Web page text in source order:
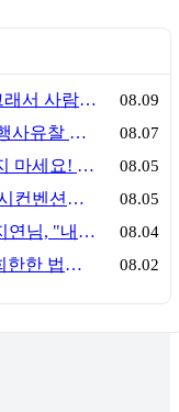
이벤트업계가 폐쇄적이라고요? 그래서 사람이 안 옵니다 08.09
[행사입찰]8월 첫째 주 행사입찰, 행사유찰 결과 08.07
행사기획자 취업, 이런 회사는 가지 마세요! 신입이 꼭 알아야 할 5가지 기준[이벤트산업 팩트체크#3] 08.05
부산컨벤션산업협회, 싱가포르전시컨벤션협회(SACEOS)와 업무협약 체결… 아시아 마이스 협력 확대 08.05
행사기획자 새내기 | 상상이룸 김지연님, "내 맘대로, 내 뜻대로 행사를 만든다 08.04
[팩트체크#02] 행사기획자 연봉, 희한한 법칙~ '첨에는 비실, 3년만 지나면 튼실' 08.02